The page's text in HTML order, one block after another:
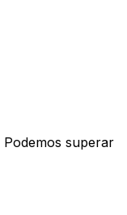
Podemos superar